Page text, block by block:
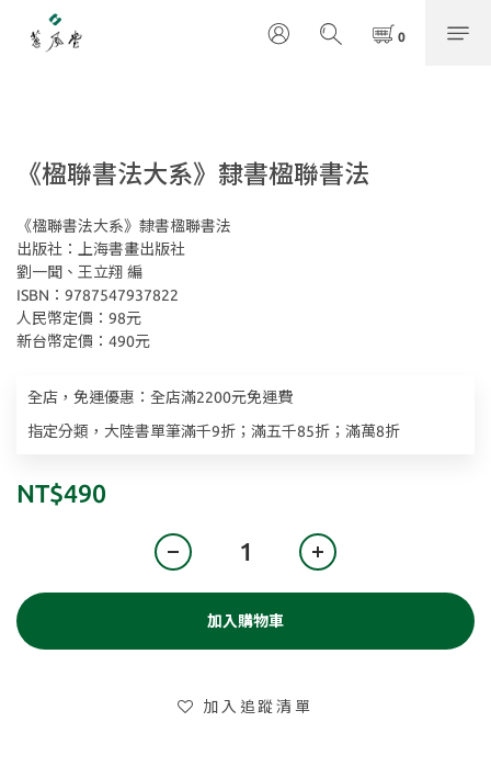
《楹聯書法大系》隸書楹聯書法
《楹聯書法大系》隸書楹聯書法
出版社：上海書畫出版社
劉一聞、王立翔 編
ISBN：9787547937822
人民幣定價：98元
新台幣定價：490元
全店，免運優惠：全店滿2200元免運費
指定分類，大陸書單筆滿千9折；滿五千85折；滿萬8折
NT$490
加入購物車
加入追蹤清單